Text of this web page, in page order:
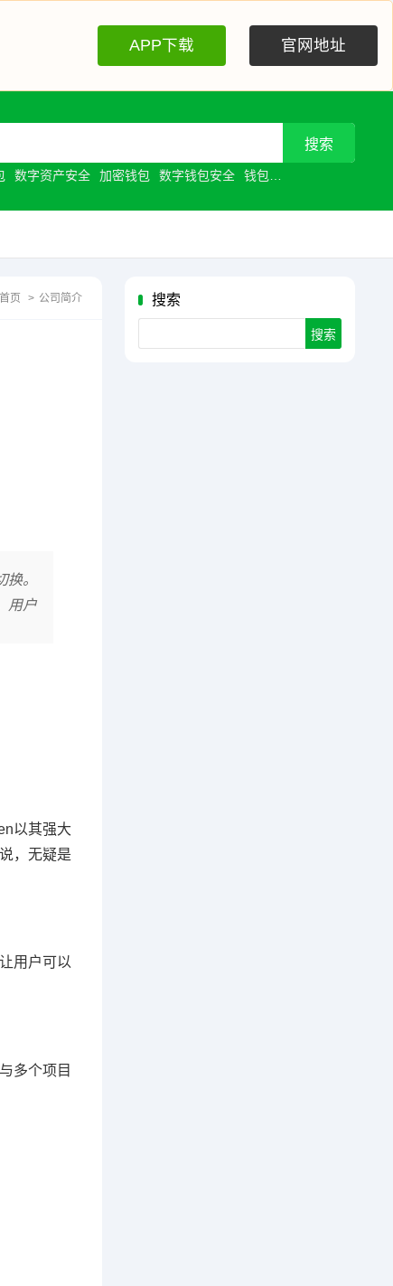
APP下载 官网地址
数字资产安全 加密钱包 数字钱包安全 钱包安全
搜索
首页 > 公司简介
。
用户
以其强大
，无疑是
用户可以
多个项目